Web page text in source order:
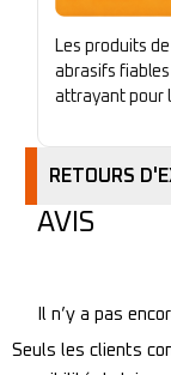
Les produits
abrasifs
attrayant pour
RETOURS
AVIS
Il n’y a pas
Seuls les clients